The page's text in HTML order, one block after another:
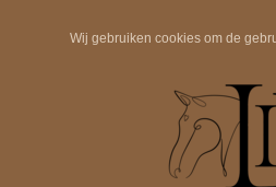
Wij gebruiken cookies om de